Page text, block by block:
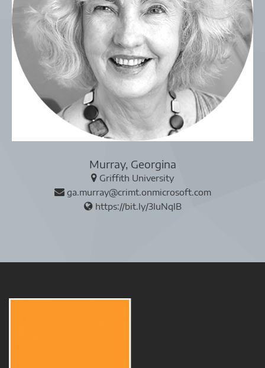
Murray, Georgina
Griffith University
ga.murray@crimt.onmicrosoft.com
https://bit.ly/3IuNqlB